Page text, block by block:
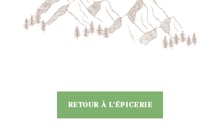
RETOUR À L'ÉPICERIE